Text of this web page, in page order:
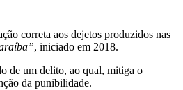
correta aos dejetos produzidos nas
, iniciado em 2018.
de um delito, ao qual, mitiga o
da punibilidade.